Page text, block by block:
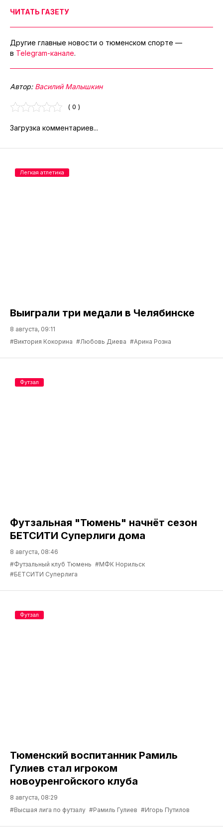
ЧИТАТЬ ГАЗЕТУ
Другие главные новости о тюменском спорте —
в Telegram-канале.
Автор: Василий Малышкин
( 0 )
Загрузка комментариев...
Выиграли три медали в Челябинске
8 августа, 09:11
#Виктория Кокорина #Любовь Диева #Арина Розна
Легкая атлетика
Футзальная "Тюмень" начнёт сезон
БЕТСИТИ Суперлиги дома
8 августа, 08:46
#Футзальный клуб Тюмень #МФК Норильск
#БЕТСИТИ Суперлига
Футзал
Тюменский воспитанник Рамиль
Гулиев стал игроком
новоуренгойского клуба
8 августа, 08:29
#Высшая лига по футзалу #Рамиль Гулиев #Игорь Путилов
Футзал